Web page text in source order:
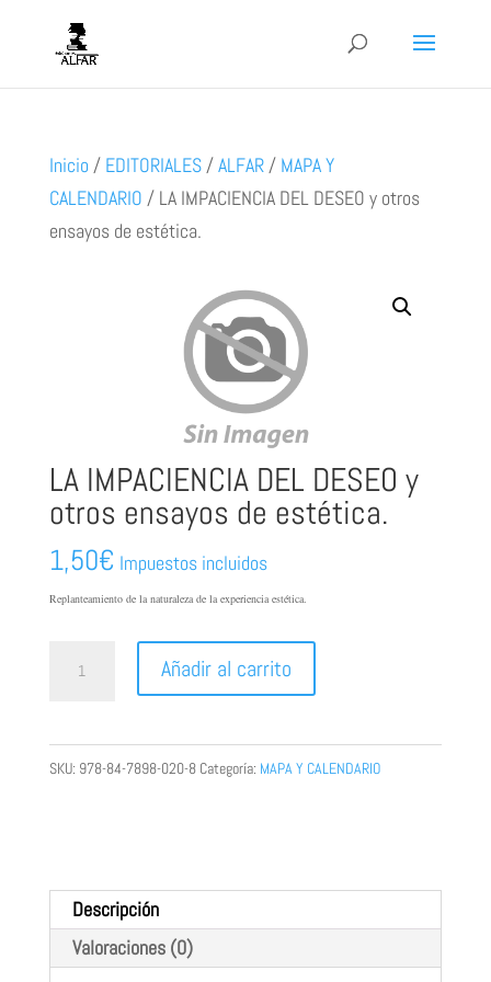
Inicio / EDITORIALES/ALFAR/ MAPA Y
CALENDARIO / LA IMPACIENCIA DEL DESEO y otros
ensayos de estética.
LA IMPACIENCIA DEL DESEO y
otros ensayos de estética.
1,50€ Impuestos incluidos
Replanteamiento de la naturaleza de la experiencia estética.
IMPACIENCIA
de
estética.
cantidad
Añadir al carrito
SKU: 978-84-7898-020-8 Categoría: MAPA Y CALENDARIO
Descripción
Valoraciones (0)